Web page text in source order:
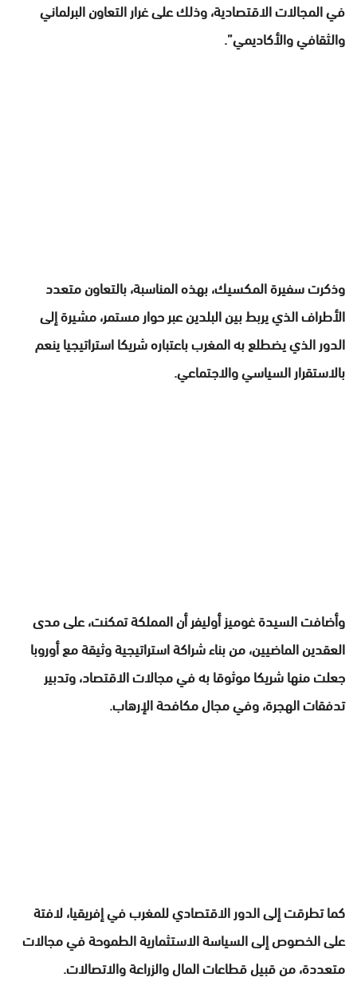
في المجالات الاقتصادية، وذلك على غرار التعاون البرلماني
والثقافي والأكاديمي”.
وذكرت سفيرة المكسيك، بهذه المناسبة، بالتعاون متعدد
الأطراف الذي يربط بين البلدين عبر حوار مستمر، مشيرة إلى
الدور الذي يضطلع به المغرب باعتباره شريكا استراتيجيا ينعم
بالاستقرار السياسي والاجتماعي.
وأضافت السيدة غوميز أوليفر أن المملكة تمكنت، على مدى
العقدين الماضيين، من بناء شراكة استراتيجية وثيقة مع أوروبا
جعلت منها شريكا موثوقا به في مجالات الاقتصاد، وتدبير
تدفقات الهجرة، وفي مجال مكافحة الإرهاب.
كما تطرقت إلى الدور الاقتصادي للمغرب في إفريقيا، لافتة
على الخصوص إلى السياسة الاستثمارية الطموحة في مجالات
متعددة، من قبيل قطاعات المال والزراعة والاتصالات.